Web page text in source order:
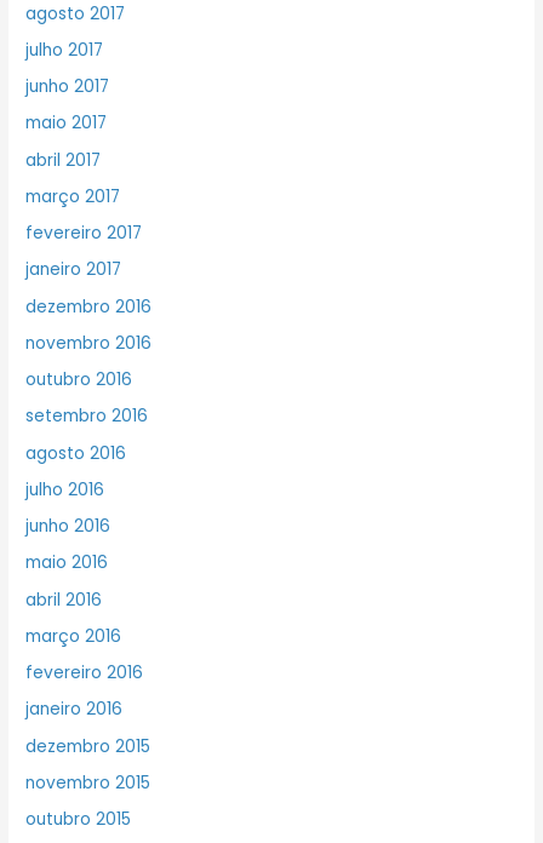
agosto 2017
julho 2017
junho 2017
maio 2017
abril 2017
março 2017
fevereiro 2017
janeiro 2017
dezembro 2016
novembro 2016
outubro 2016
setembro 2016
agosto 2016
julho 2016
junho 2016
maio 2016
abril 2016
março 2016
fevereiro 2016
janeiro 2016
dezembro 2015
novembro 2015
outubro 2015